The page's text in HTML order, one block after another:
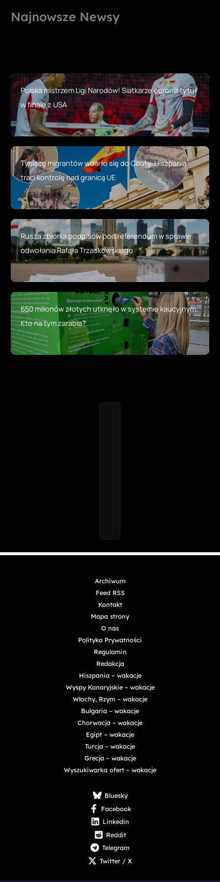
Najnowsze Newsy
Polska mistrzem Ligi Narodów! Siatkarze obronili tytuł
w finale z USA
Tysiące migrantów wdarło się do Ceuty. Hiszpania
traci kontrolę nad granicą UE
Rusza zbiórka podpisów pod referendum w sprawie
odwołania Rafała Trzaskowskiego
650 milionów złotych utknęło w systemie kaucyjnym.
Kto na tym zarabia?
Archiwum
Feed RSS
Kontakt
Mapa strony
O nas
Polityka Prywatności
Regulamin
Redakcja
Hiszpania – wakacje
Wyspy Kanaryjskie – wakacje
Włochy, Rzym – wakacje
Bułgaria – wakacje
Chorwacja – wakacje
Egipt – wakacje
Turcja – wakacje
Grecja – wakacje
Wyszukiwarka ofert – wakacje
Bluesky
Facebook
Linkedin
Reddit
Telegram
Twitter / X